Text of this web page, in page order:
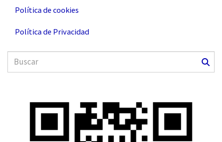
Política de cookies
Política de Privacidad